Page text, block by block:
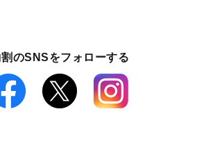
のSNSをフォローする